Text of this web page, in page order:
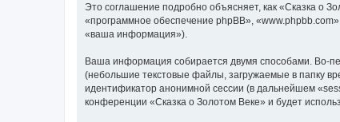
Это соглашение подробно объясняет, как «Сказка о
«программное обеспечение phpBB»,
«ваша информация»).
Ваша информация собирается двумя способами. Во-
(небольшие текстовые файлы, загружаемые в папку
идентификатор анонимной сессии (в дальнейшем
конференции «Сказка о Золотом Веке» и будет